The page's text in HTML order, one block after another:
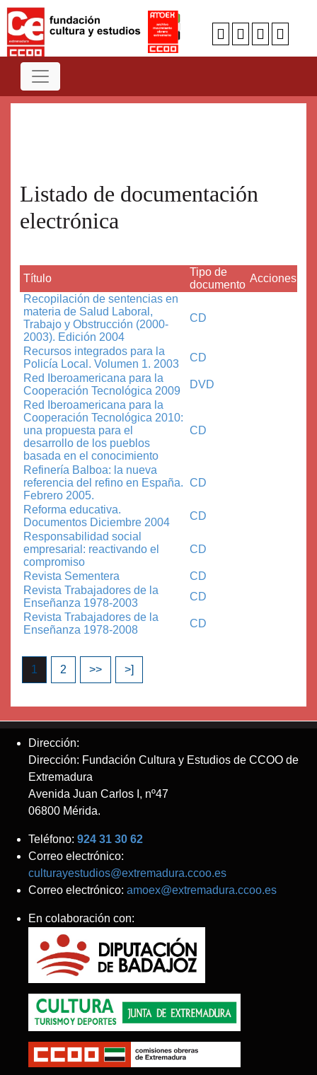
Listado de documentación
electrónica
Título
Tipo de
documento
Acciones
Recopilación de sentencias en
materia de Salud Laboral,
Trabajo y Obstrucción (2000-
2003). Edición 2004
CD
Recursos integrados para la
Policía Local. Volumen 1. 2003
CD
Red Iberoamericana para la
Cooperación Tecnológica 2009
DVD
Red Iberoamericana para la
Cooperación Tecnológica 2010:
una propuesta para el
desarrollo de los pueblos
basada en el conocimiento
CD
Refinería Balboa: la nueva
referencia del refino en España.
Febrero 2005.
CD
Reforma educativa.
Documentos Diciembre 2004
CD
Responsabilidad social
empresarial: reactivando el
compromiso
CD
Revista Sementera
CD
Revista Trabajadores de la
Enseñanza 1978-2003
CD
Revista Trabajadores de la
Enseñanza 1978-2008
CD
1 2 >> >]
Dirección:
Dirección: Fundación Cultura y Estudios de CCOO de
Extremadura
Avenida Juan Carlos I, nº47
06800 Mérida.
Teléfono: 924 31 30 62
Correo electrónico:
culturayestudios@extremadura.ccoo.es
Correo electrónico: amoex@extremadura.ccoo.es
En colaboración con: